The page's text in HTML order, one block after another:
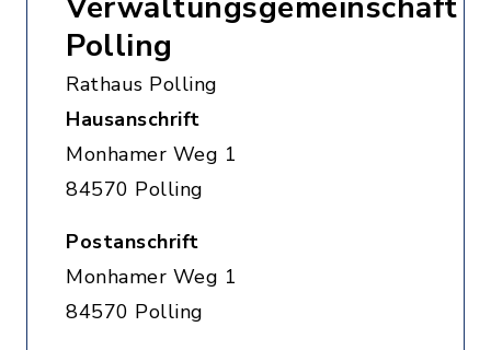
Polling
Rathaus Polling
Hausanschrift
Monhamer Weg 1
84570 Polling
Postanschrift
Monhamer Weg 1
84570 Polling